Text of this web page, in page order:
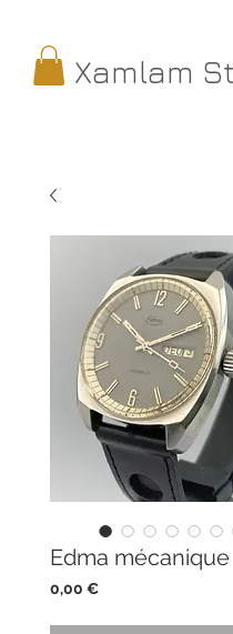
Xamlam
Edma mécanique
0,00 €Prix